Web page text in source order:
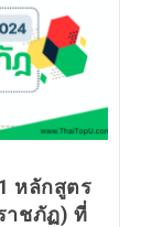
หลักสูตร
าชภัฏ) ที่